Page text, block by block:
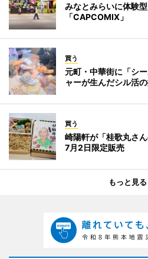
みなとみらいに体験
「CAPCOMIX」
買う
元町・中華街に「シ
ャーが生んだシル活
買う
崎陽軒が「桂歌丸さ
7月2日限定販売
もっと見る